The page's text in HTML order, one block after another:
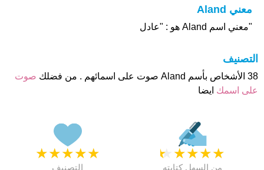
معني Aland
"معني اسم Aland هو : "عادل
التصنيف
38 الأشخاص بأسم Aland صوت على اسمائهم . من فضلك
صوت
على اسمك ايضا
★
★
★
★
★
التصنيف
★
★
★
★
★
من السهل كتابته